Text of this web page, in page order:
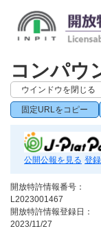
コンパウ
ウインドウを閉じる
固定URLをコピー
公開公報を見る 登
開放特許情報番号：
L2023001467
開放特許情報登録日：
2023/11/27